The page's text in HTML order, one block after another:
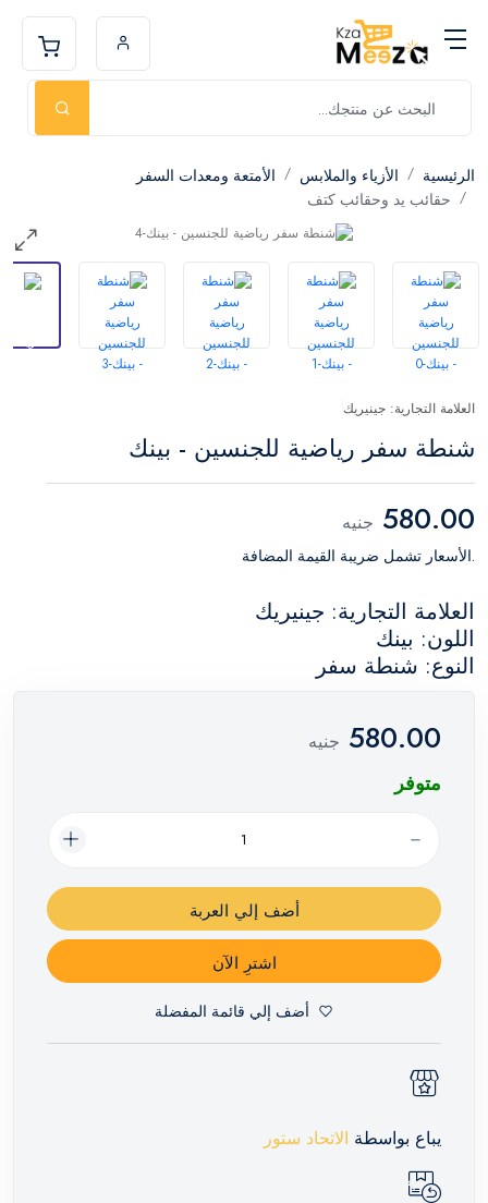
الرئيسية الأزياء والملابس
الأمتعة ومعدات السفر
حقائب يد وحقائب كتف
العلامة التجارية: جينيريك
شنطة سفر رياضية للجنسين - بينك
580.00 جنيه
.الأسعار تشمل ضريبة القيمة المضافة
العلامة التجارية: جينيريك
اللون: بينك
النوع: شنطة سفر
580.00 جنيه
متوفر
أضف إلي العربة
اشترِ الآن
أضف إلي قائمة المفضلة
يباع بواسطة الاتحاد ستور